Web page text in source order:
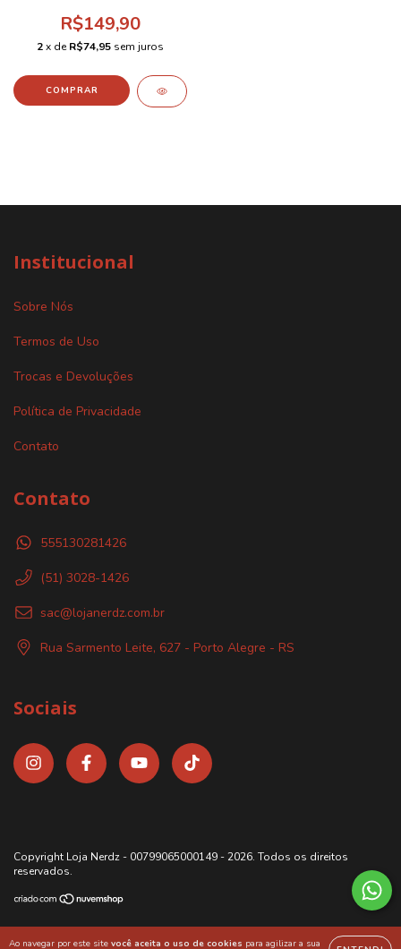
Ao navegar por este site você aceita o uso de cookies para agilizar a sua
R$149,90
2x deR$74,95 sem juros
Institucional
Sobre Nós
Termos de Uso
Trocas e Devoluções
Política de Privacidade
Contato
Contato
555130281426
(51) 3028-1426
sac@lojanerdz.com.br
Rua Sarmento Leite, 627 - Porto Alegre - RS
Sociais
Copyright Loja Nerdz - 00799065000149 - 2026. Todos os direitos
reservados.